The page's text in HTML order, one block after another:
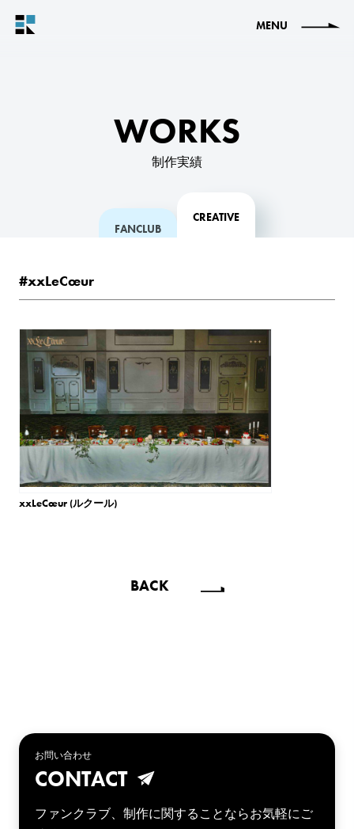
MENU
WORKS
制作実績
FANCLUB
CREATIVE
#xxLeCœur
xxLeCœur (ルクール)
BACK
お問い合わせ
CONTACT
ファンクラブ、制作に関することならお気軽にご